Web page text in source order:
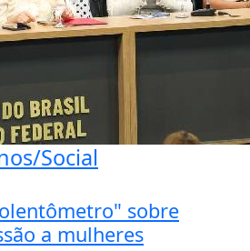
Social
sobre
a mulheres